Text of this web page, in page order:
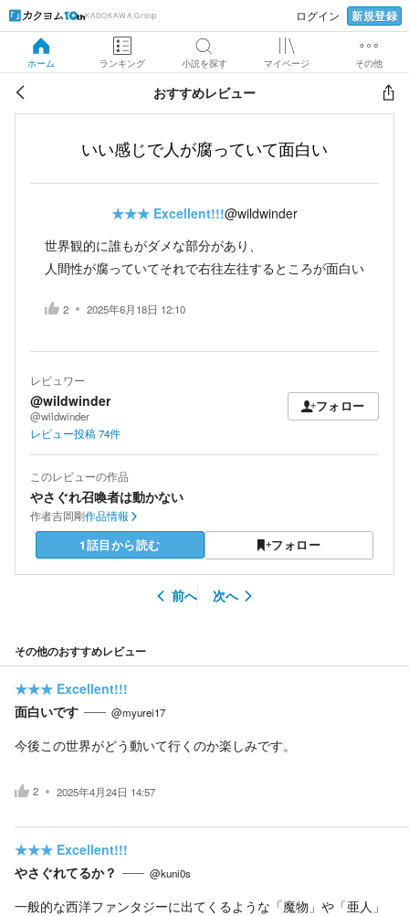
KADOKAWA Group ログイン 新規登録
ホーム ランキング 小説を探す マイページ その他
おすすめレビュー
いい感じで人が腐っていて面白い
★★★ Excellent!!!@wildwinder
世界観的に誰もがダメな部分があり、
人間性が腐っていてそれで右往左往するところが面白い
2 2025年6月18日 12:10
レビュワー
@wildwinder
@wildwinder
フォロー
レビュー投稿74件
このレビューの作品
やさぐれ召喚者は動かない
作者吉岡剛作品情報
1話目から読む フォロー
前へ 次へ
その他のおすすめレビュー
★★★ Excellent!!!
面白いです
@myurei17
今後この世界がどう動いて行くのか楽しみです。
2 2025年4月24日 14:57
★★★ Excellent!!!
やさぐれてるか？
@kuni0s
一般的な西洋ファンタジーに出てくるような「魔物」や「亜人」